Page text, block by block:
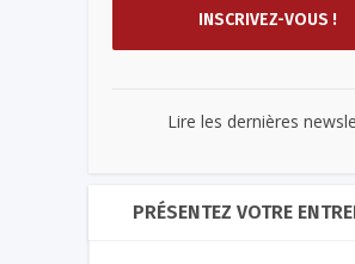
Lire les dernières
PRÉSENTEZ VOTRE